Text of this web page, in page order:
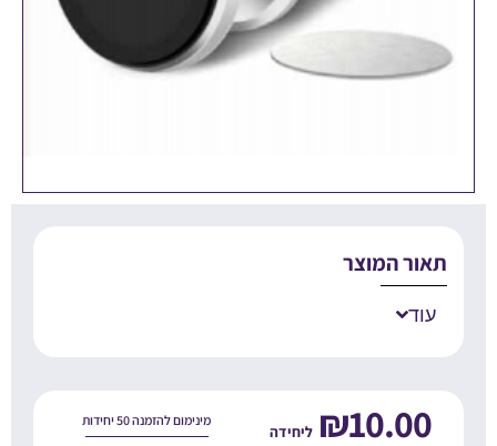
המוצר
₪10.00
מינימום להזמנה 50 יחידות